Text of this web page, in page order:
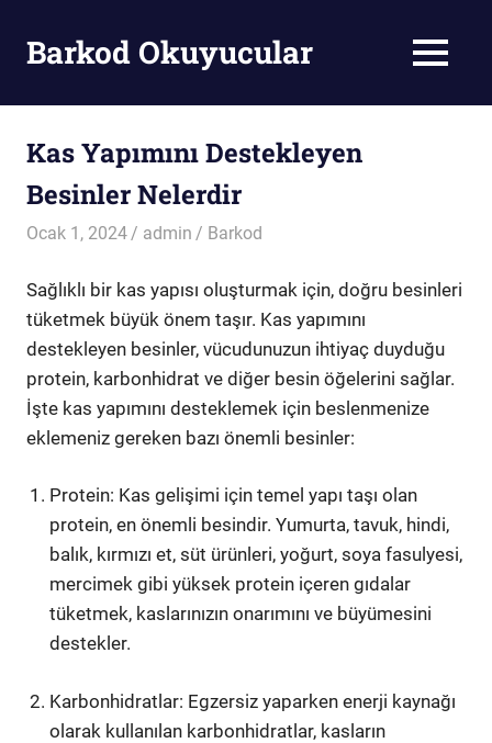
contentBarkod Okuyucular MENU
Kas Yapımını Destekleyen
Besinler Nelerdir
Ocak 1, 2024 admin Barkod
Sağlıklı bir kas yapısı oluşturmak için, doğru besinleri
tüketmek büyük önem taşır. Kas yapımını
destekleyen besinler, vücudunuzun ihtiyaç duyduğu
protein, karbonhidrat ve diğer besin öğelerini sağlar.
İşte kas yapımını desteklemek için beslenmenize
eklemeniz gereken bazı önemli besinler:
Protein: Kas gelişimi için temel yapı taşı olan
protein, en önemli besindir. Yumurta, tavuk, hindi,
balık, kırmızı et, süt ürünleri, yoğurt, soya fasulyesi,
mercimek gibi yüksek protein içeren gıdalar
tüketmek, kaslarınızın onarımını ve büyümesini
destekler.
Karbonhidratlar: Egzersiz yaparken enerji kaynağı
olarak kullanılan karbonhidratlar, kasların